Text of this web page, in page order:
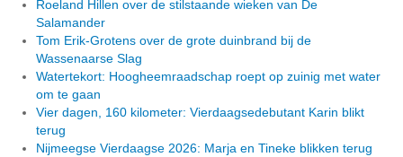
Roeland Hillen over de stilstaande wieken van De
Salamander
Tom Erik-Grotens over de grote duinbrand bij de
Wassenaarse Slag
Watertekort: Hoogheemraadschap roept op zuinig met water
om te gaan
Vier dagen, 160 kilometer: Vierdaagsedebutant Karin blikt
terug
Nijmeegse Vierdaagse 2026: Marja en Tineke blikken terug